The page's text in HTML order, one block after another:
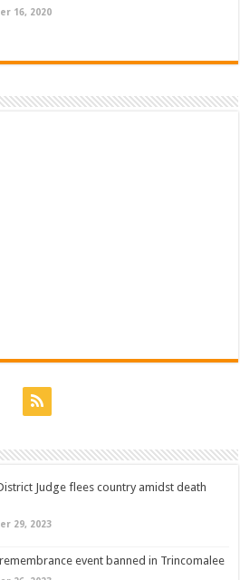
16, 2020
Judge flees country amidst death
29, 2023
event banned in Trincomalee